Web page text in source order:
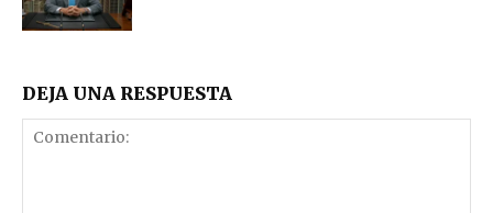
DEJA UNA RESPUESTA